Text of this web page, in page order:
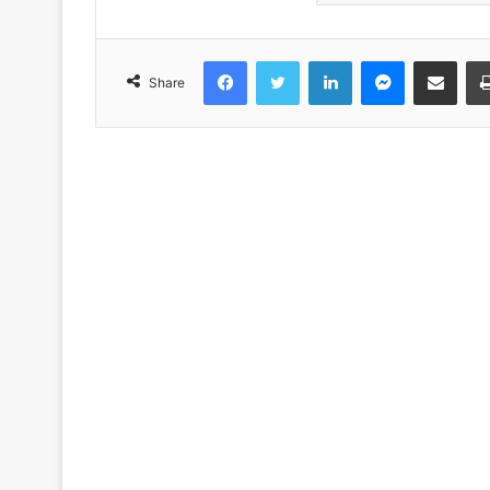
Share
FacebookTwitter LinkedInMessenger
Share via Email